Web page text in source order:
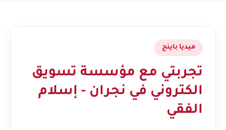
ميديا باينج
تجربتي مع مؤسسة تسويق
الكتروني في نجران - إسلام
الفقي